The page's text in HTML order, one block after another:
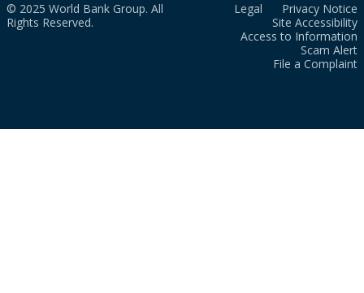
© 2025 World Bank Group. All
Rights Reserved.
Legal
Privacy Notice
Site Accessibility
Access to Information
Scam Alert
File a Complaint